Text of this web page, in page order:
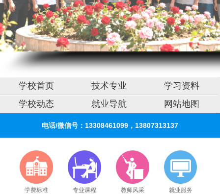
学校首页 技术专业
学习资料
学校动态
就业导航 网站地图
电话/微信号：13308461099，13807313137
学费标准 专业课程 教师风采 就业服务